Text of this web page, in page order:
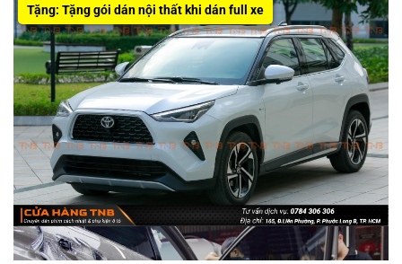
Tặng: Tặng gói dán nội thất khi dán full xe